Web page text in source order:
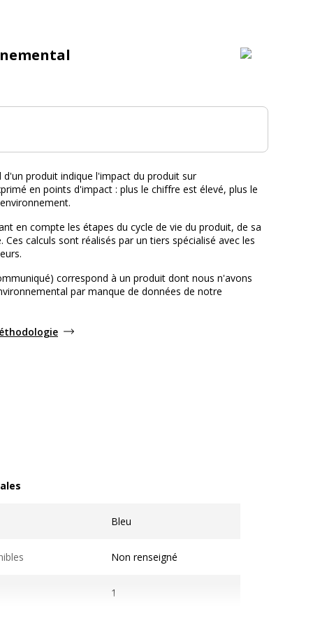
:
produit indique l'impact du produit sur
en points d'impact : plus le chiffre est élevé, plus le
en compte les étapes du cycle de vie du produit, de sa
calculs sont réalisés par un tiers spécialisé avec les
correspond à un produit dont nous n'avons
par manque de données de notre
Bleu
Non renseigné
1